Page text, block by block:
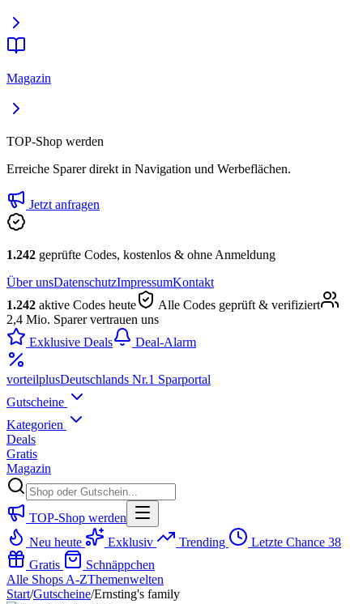
Magazin
TOP-Shop werden
Erreiche Sparer direkt in Navigation und Werbeflächen.
Jetzt anfragen
1.242 geprüfte Codes, kostenlos & ohne Anmeldung
Über unsDatenschutzImpressumKontakt
1.242 aktive Codes heute
Alle Codes geprüft & verifiziert
2,4 Mio. Sparer vertrauen uns
Exklusive Deals
Deal-Alarm
vorteilplusDeutschlands Nr.1 Sparportal
Gutscheine
Kategorien
Deals
Gratis
Magazin
TOP-Shop werden
Neu heute
Exklusiv Trending Letzte Chance 38
Gratis
Schnäppchen
Alle Shops A-ZThemenwelten
Start/Gutscheine/Ernsting's family